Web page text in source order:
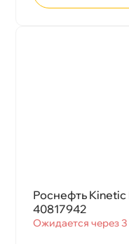
Роснефть Kinetic
40817942
Ожидается через